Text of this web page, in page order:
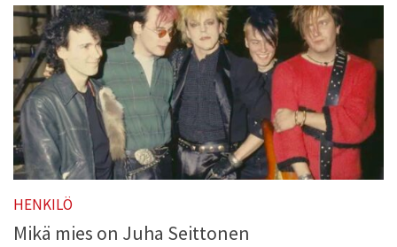
HENKILÖ
Mikä mies on Juha Seittonen